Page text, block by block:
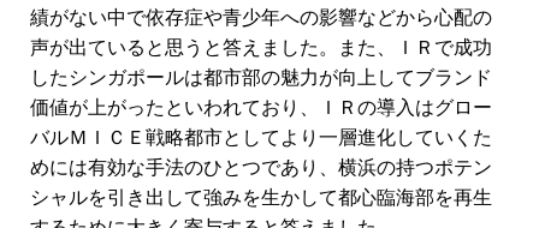
績がない中で依存症や青少年への影響などから心配の
声が出ていると思うと答えました。また、ＩＲで成功
したシンガポールは都市部の魅力が向上してブランド
価値が上がったといわれており、ＩＲの導入はグロー
バルＭＩＣＥ戦略都市としてより一層進化していくた
めには有効な手法のひとつであり、横浜の持つポテン
シャルを引き出して強みを生かして都心臨海部を再生